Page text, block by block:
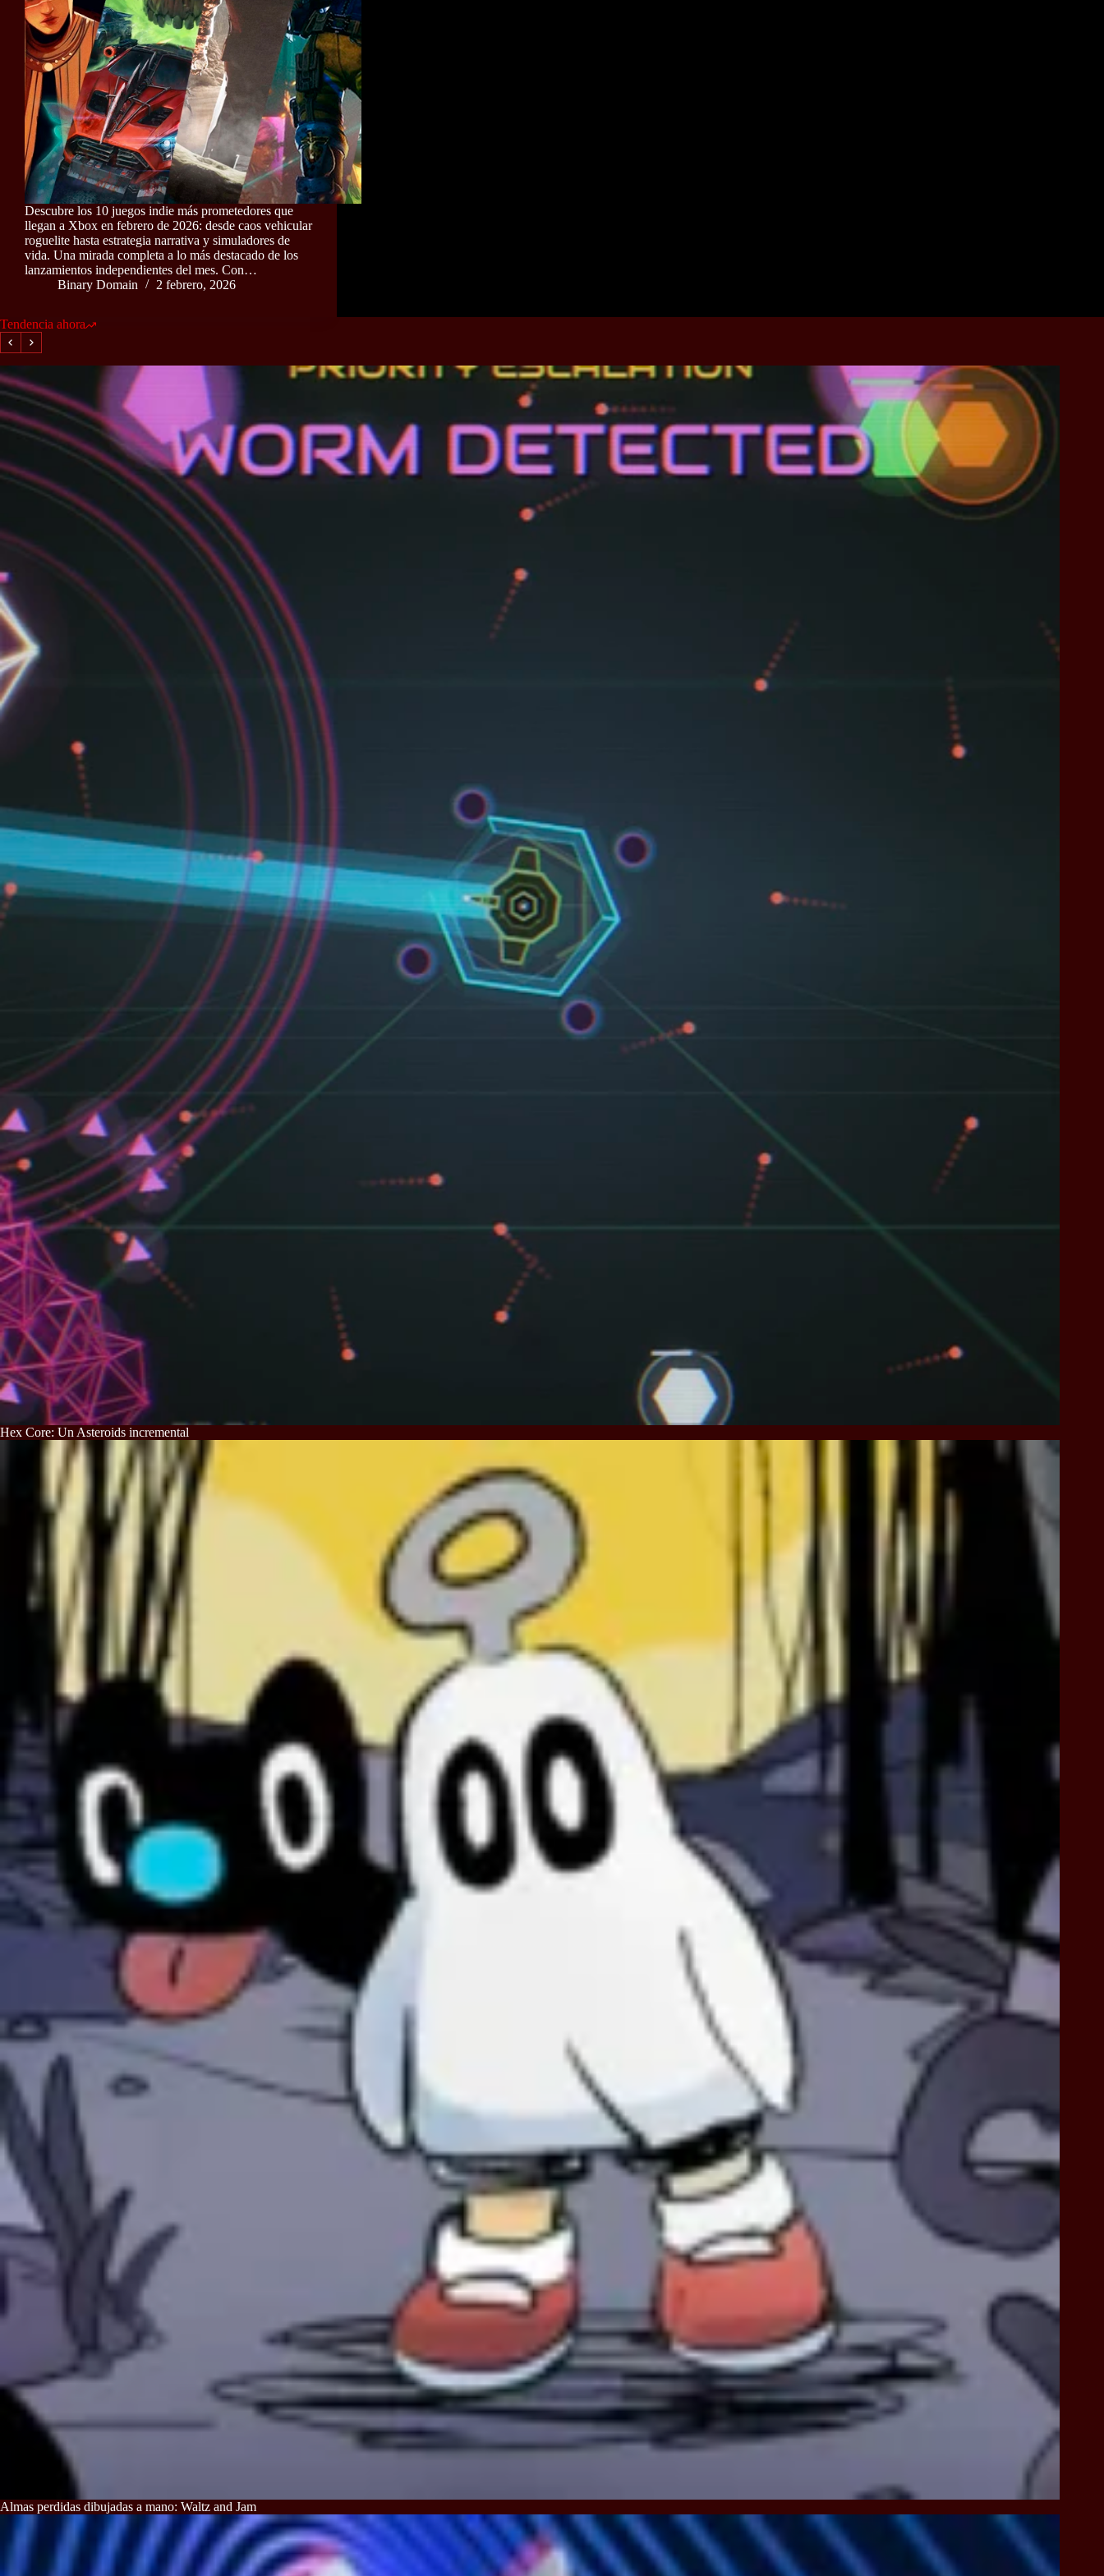
Descubre los 10 juegos indie más prometedores que
llegan a Xbox en febrero de 2026: desde caos vehicular
roguelite hasta estrategia narrativa y simuladores de
vida. Una mirada completa a lo más destacado de los
lanzamientos independientes del mes. Con…
Binary Domain
2 febrero, 2026
Tendencia ahora
Hex Core: Un Asteroids incremental
Almas perdidas dibujadas a mano: Waltz and Jam